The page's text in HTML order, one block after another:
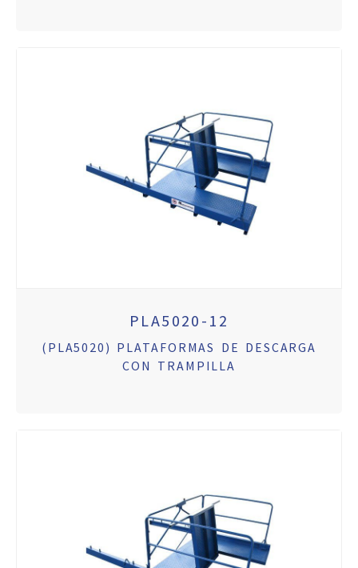
PLA5020-12
(PLA5020) PLATAFORMAS DE DESCARGA
CON TRAMPILLA